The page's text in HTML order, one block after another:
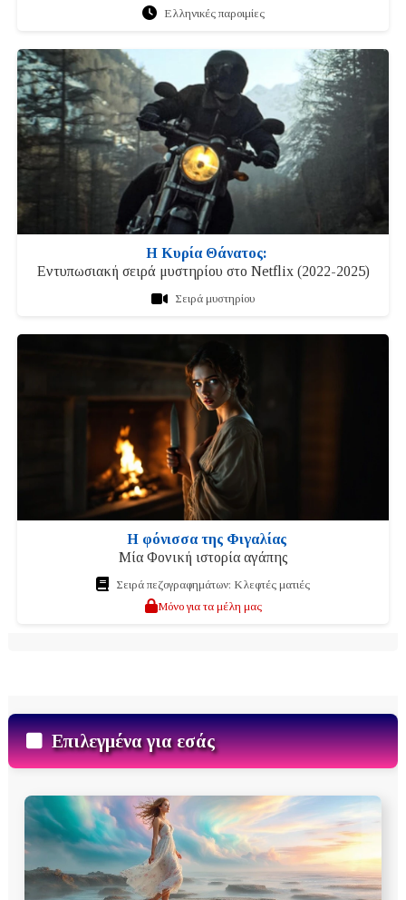
Ελληνικές παροιμίες
Η Κυρία Θάνατος:
Εντυπωσιακή σειρά μυστηρίου στο Netflix (2022-2025)
Σειρά μυστηρίου
Η φόνισσα της Φιγαλίας
Μία Φονική ιστορία αγάπης
Σειρά πεζογραφημάτων: Κλεφτές ματιές
Μόνο για τα μέλη μας
Επιλεγμένα για εσάς